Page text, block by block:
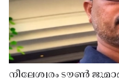
നീലേശ്വരം ടൗൺ